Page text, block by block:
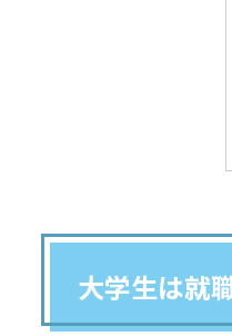
大学生は就